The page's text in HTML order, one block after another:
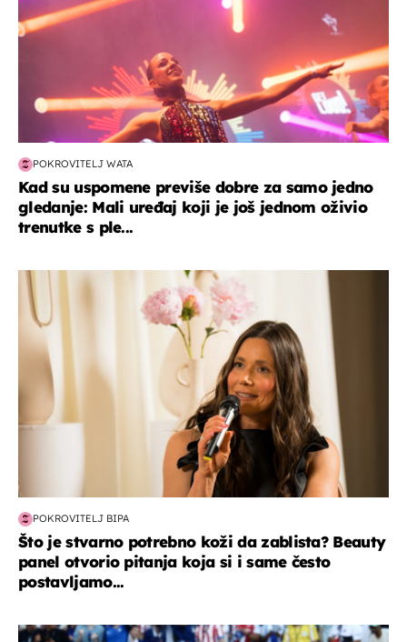
POKROVITELJ WATA
Kad su uspomene previše dobre za samo jedno
gledanje: Mali uređaj koji je još jednom oživio
trenutke s ple...
moda & ljepota
POKROVITELJ BIPA
Što je stvarno potrebno koži da zablista? Beauty
panel otvorio pitanja koja si i same često
postavljamo...
svjetsko prvenstvo 2026